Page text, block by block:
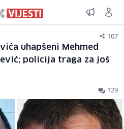
107
uhapšeni Mehmed
policija traga za još
129